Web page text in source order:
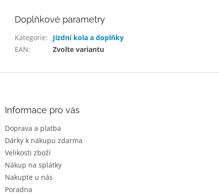
Doplňkové parametry
Kategorie:
Jízdní kola a doplňky
EAN: Zvolte variantu
Informace pro vás
Doprava a platba
Dárky k nákupu zdarma
Velikosti zboží
Nákup na splátky
Nakupte u nás
Poradna